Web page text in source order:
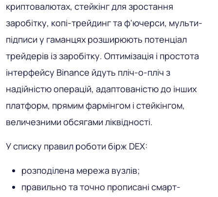
криптовалютах, стейкінг для зростання
заробітку, копі-трейдинг та ф'ючерси, мульти-
підписи у гаманцях розширюють потенціал
трейдерів із заробітку. Оптимізація і простота
інтерфейсу Binance йдуть пліч-о-пліч з
надійністю операцій, адаптованістю до інших
платформ, прямим фармінгом і стейкінгом,
величезними обсягами ліквідності.
У списку правил роботи бірж DEX:
розподілена мережа вузлів;
правильно та точно прописані смарт-